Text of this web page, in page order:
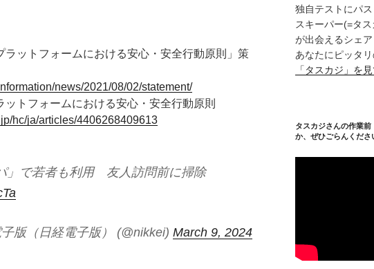
ラットフォームにおける安心・安全行動原則」策
news/2021/08/02/statement/
ットフォームにおける安心・安全行動原則
hc/ja/articles/4406268409613
」で若者も利用 友人訪問前に掃除
版（日経電子版） (@nikkei) March 9, 2024
独自テストにパ
スキーパー(=タ
が出会えるシェ
あなたにピッタ
「タスカジ」を
タスカジさんの作業
か、ぜひごらんくださ